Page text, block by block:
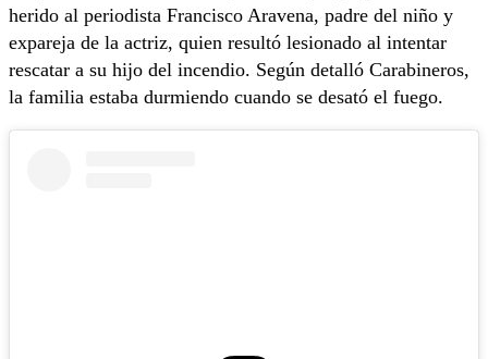
herido al periodista Francisco Aravena, padre del niño y
expareja de la actriz, quien resultó lesionado al intentar
rescatar a su hijo del incendio. Según detalló Carabineros,
la familia estaba durmiendo cuando se desató el fuego.